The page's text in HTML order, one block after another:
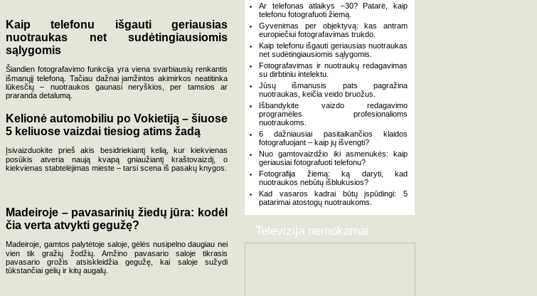
Kaip telefonu išgauti geriausias
nuotraukas net sudėtingiausiomis
sąlygomis
Šiandien fotografavimo funkcija yra viena svarbiausių renkantis
išmanųjį telefoną. Tačiau dažnai įamžintos akimirkos neatitinka
lūkesčių – nuotraukos gaunasi neryškios, per tamsios ar
praranda detalumą.
Kelionė automobiliu po Vokietiją – šiuose
5 keliuose vaizdai tiesiog atims žadą
Įsivaizduokite prieš akis besidriekiantį kelią, kur kiekvienas
posūkis atveria naują kvapą gniaužiantį kraštovaizdį, o
kiekvienas stabtelėjimas mieste – tarsi scena iš pasakų knygos.
Madeiroje – pavasarinių žiedų jūra: kodėl
čia verta atvykti gegužę?
Madeiroje, gamtos palytėtoje saloje, gėlės nusipelno daugiau nei
vien tik gražių žodžių. Amžino pavasario saloje tikrasis
pavasario grožis atsiskleidžia gegužę, kai saloje sužydi
tūkstančiai gėlių ir kitų augalų.
Ar telefonas atlaikys –30? Patarė, kaip
telefonu fotografuoti žiemą.
Gyvenimas per objektyvą: kas antram
europiečiui fotografavimas trukdo.
Kaip telefonu išgauti geriausias nuotraukas
net sudėtingiausiomis sąlygomis.
Fotografavimas ir nuotraukų redagavimas
su dirbtiniu intelektu.
Jūsų išmanusis pats pagražina
nuotraukas, keičia veido bruožus.
Išbandykite vaizdo redagavimo
programėles profesionalioms
nuotraukoms.
6 dažniausiai pasitaikančios klaidos
fotografuojant – kaip jų išvengti?
Nuo gamtovaizdžio iki asmenukės: kaip
geriausiai fotografuoti telefonu?
Fotografija žiemą: ką daryti, kad
nuotraukos nebūtų išblukusios?
Kad vasaros kadrai būtų įspūdingi: 5
patarimai atostogų nuotraukoms.
Televizija nemokamai